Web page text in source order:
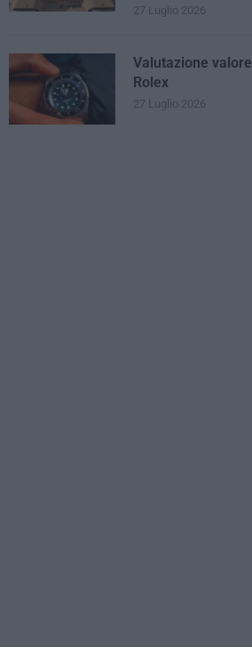
27 Luglio 2026
Valutazione valore
Rolex
27 Luglio 2026